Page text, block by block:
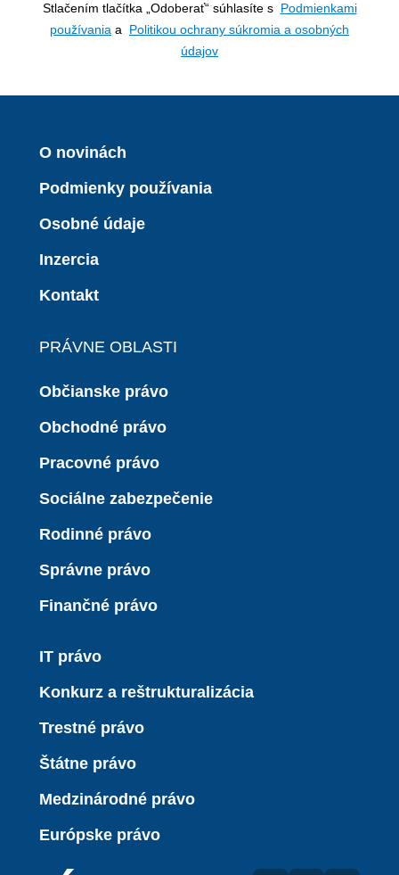
Stlačením tlačítka „Odoberať“ súhlasíte s Podmienkami
používania a Politikou ochrany súkromia a osobných
údajov
O novinách
Podmienky používania
Osobné údaje
Inzercia
Kontakt
PRÁVNE OBLASTI
Občianske právo
Obchodné právo
Pracovné právo
Sociálne zabezpečenie
Rodinné právo
Správne právo
Finančné právo
IT právo
Konkurz a reštrukturalizácia
Trestné právo
Štátne právo
Medzinárodné právo
Európske právo